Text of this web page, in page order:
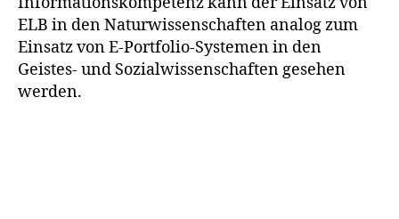
ELB in den Naturwissenschaften analog zum
Einsatz von E-Portfolio-Systemen in den
Geistes- und Sozialwissenschaften gesehen
werden.